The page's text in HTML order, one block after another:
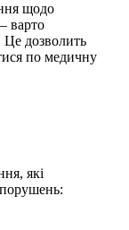
щодо
варто
Це дозволить
по медичну
які